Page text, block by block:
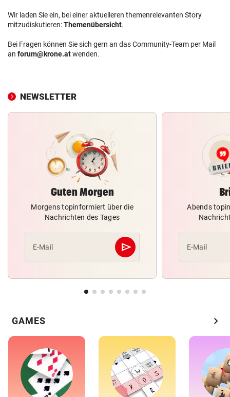
Wir laden Sie ein, bei einer aktuelleren themenrelevanten Story
mitzudiskutieren:Themenübersicht.
Bei Fragen können Sie sich gern an das Community-Team per Mail
an forum@krone.atwenden.
NEWSLETTER
Guten Morgen
Morgens topinformiert über die
Nachrichten des Tages
E-Mail send
Abschicken
Abends
E-Mail
GAMES chevron_right